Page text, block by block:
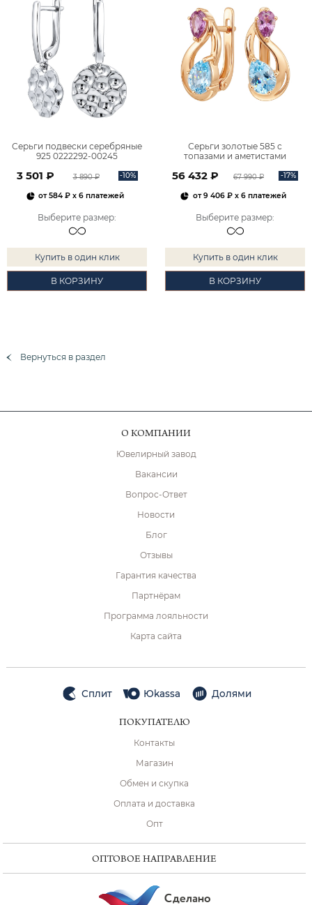
Серьги подвески серебряные
925 0222292-00245
3 501 ₽ 3 890 ₽ -10%
от584 ₽ x 6 платежей
Выберите размер:
Купить в один клик
В КОРЗИНУ
Серьги золотые 585 с
топазами и аметистами
56 432 ₽ 67 990 ₽ -17%
от9 406 ₽x 6 платежей
Выберите размер:
Купить в один клик
В КОРЗИНУ
Вернуться в раздел
О КОМПАНИИ
Ювелирный завод
Вакансии
Вопрос-Ответ
Новости
Блог
Отзывы
Гарантия качества
Партнёрам
Программа лояльности
Карта сайта
Сплит Юkassa Долями
ПОКУПАТЕЛЮ
Контакты
Магазин
Обмен и скупка
Оплата и доставка
Опт
ОПТОВОЕ НАПРАВЛЕНИЕ